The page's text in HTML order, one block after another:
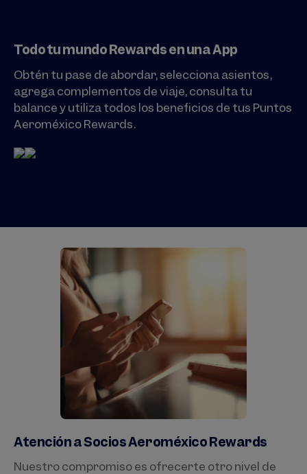
Todo tu mundo Rewards en una App
Obtén tu pase de abordar, selecciona asientos,
agrega complementos de viaje, consulta tu
balance y utiliza todos los beneficios de tus Puntos
Aeroméxico Rewards.
Atención a Socios Aeroméxico Rewards
Nuestro compromiso es ofrecerte otro nivel de